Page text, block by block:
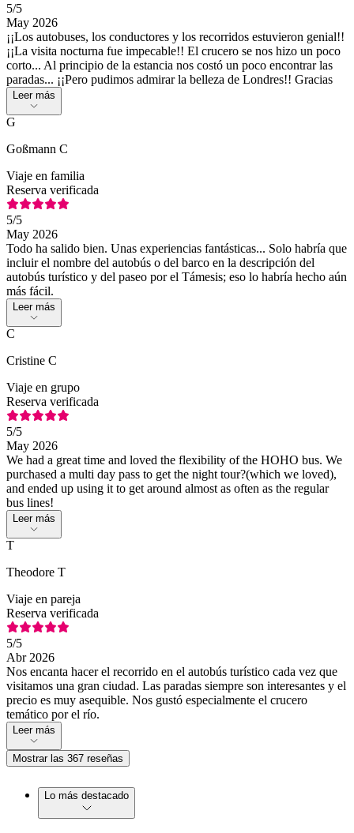
5/5
May 2026
¡¡Los autobuses, los conductores y los recorridos estuvieron genial!!
¡¡La visita nocturna fue impecable!! El crucero se nos hizo un poco
corto... Al principio de la estancia nos costó un poco encontrar las
paradas... ¡¡Pero pudimos admirar la belleza de Londres!! Gracias
Leer más
G
Goßmann C
Viaje en familia
Reserva verificada
5/5
May 2026
Todo ha salido bien. Unas experiencias fantásticas... Solo habría que
incluir el nombre del autobús o del barco en la descripción del
autobús turístico y del paseo por el Támesis; eso lo habría hecho aún
más fácil.
Leer más
C
Cristine C
Viaje en grupo
Reserva verificada
5/5
May 2026
We had a great time and loved the flexibility of the HOHO bus. We
purchased a multi day pass to get the night tour?(which we loved),
and ended up using it to get around almost as often as the regular
bus lines!
Leer más
T
Theodore T
Viaje en pareja
Reserva verificada
5/5
Abr 2026
Nos encanta hacer el recorrido en el autobús turístico cada vez que
visitamos una gran ciudad. Las paradas siempre son interesantes y el
precio es muy asequible. Nos gustó especialmente el crucero
temático por el río.
Leer más
Mostrar las 367 reseñas
Lo más destacado